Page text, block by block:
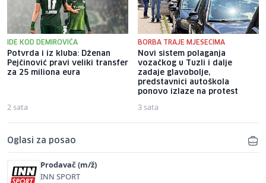
IDE KOD DEMIROVIĆA
Potvrda i iz kluba: Dženan
Pejčinović pravi veliki transfer
za 25 miliona eura
2 sata
BORBA TRAJE MJESECIMA
Novi sistem polaganja
vozačkog u Tuzli i dalje
zadaje glavobolje,
predstavnici autoškola
ponovo izlaze na protest
3 sata
Oglasi za posao
Prodavač (m/ž)
INN SPORT